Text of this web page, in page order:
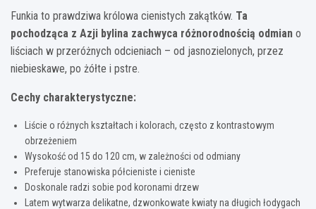
Funkia to prawdziwa królowa cienistych zakątków. Ta
pochodząca z Azji bylina zachwyca różnorodnością odmian o
liściach w przeróżnych odcieniach – od jasnozielonych, przez
niebieskawe, po żółte i pstre.
Cechy charakterystyczne:
Liście o różnych kształtach i kolorach, często z kontrastowym
obrzeżeniem
Wysokość od 15 do 120 cm, w zależności od odmiany
Preferuje stanowiska półcieniste i cieniste
Doskonale radzi sobie pod koronami drzew
Latem wytwarza delikatne, dzwonkowate kwiaty na długich łodygach